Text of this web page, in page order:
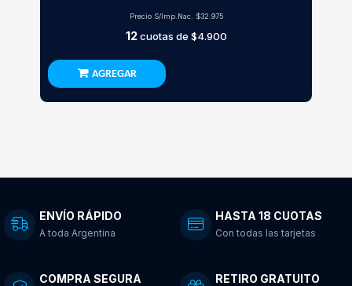
Precio S/Imp.Nac. $32.975
12cuotas de $4.900
AGREGAR
ENVÍO RÁPIDO
A toda Argentina
HASTA 18 CUOTAS
Con todas las tarjetas
COMPRA SEGURA RETIRO GRATUITO